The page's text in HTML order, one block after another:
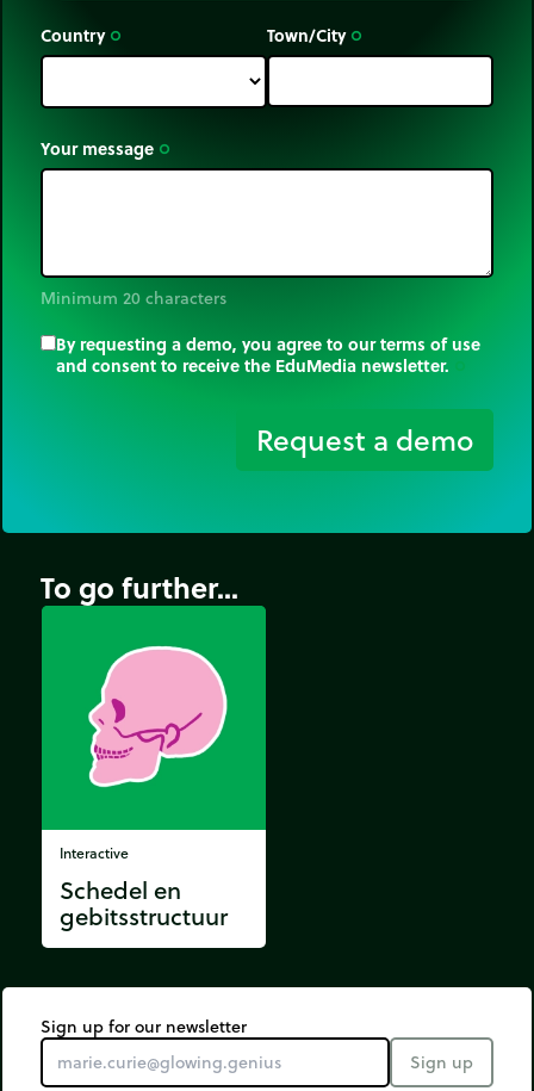
Country trip_origin Town/City trip_origin
Your message trip_origin
Minimum 20 characters
By requesting a demo, you agree to our terms of use
and consent to receive the EduMedia newsletter.
Request a demo
To go further...
Interactive
Schedel en
gebitsstructuur
Sign up for our newsletter
Sign up